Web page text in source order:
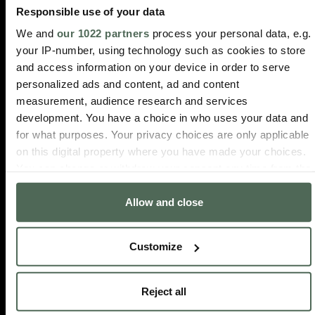
Responsible use of your data
We and our 1022 partners process your personal data, e.g.
your IP-number, using technology such as cookies to store
and access information on your device in order to serve
personalized ads and content, ad and content
measurement, audience research and services
development. You have a choice in who uses your data and
for what purposes. Your privacy choices are only applicable
on this digital property where you have made your choices.
Cookie Declaration or by clicking on the Privacy trigger
Collect information about your geographical location
which can be accurate to within several meters
Identify your device by actively scanning it for
Allow and close
Customize
Reject all
LIEFERUNG
IN 48
STUNDEN
Lieferung
innerhalb
von 2-
3
RÜCKGABE
14 Tage
Rückgaberecht
SICHERE
BEZAHLUNG
100%
sicherer
Kauf
und
Zahlung
3
JAHRE
Produkte